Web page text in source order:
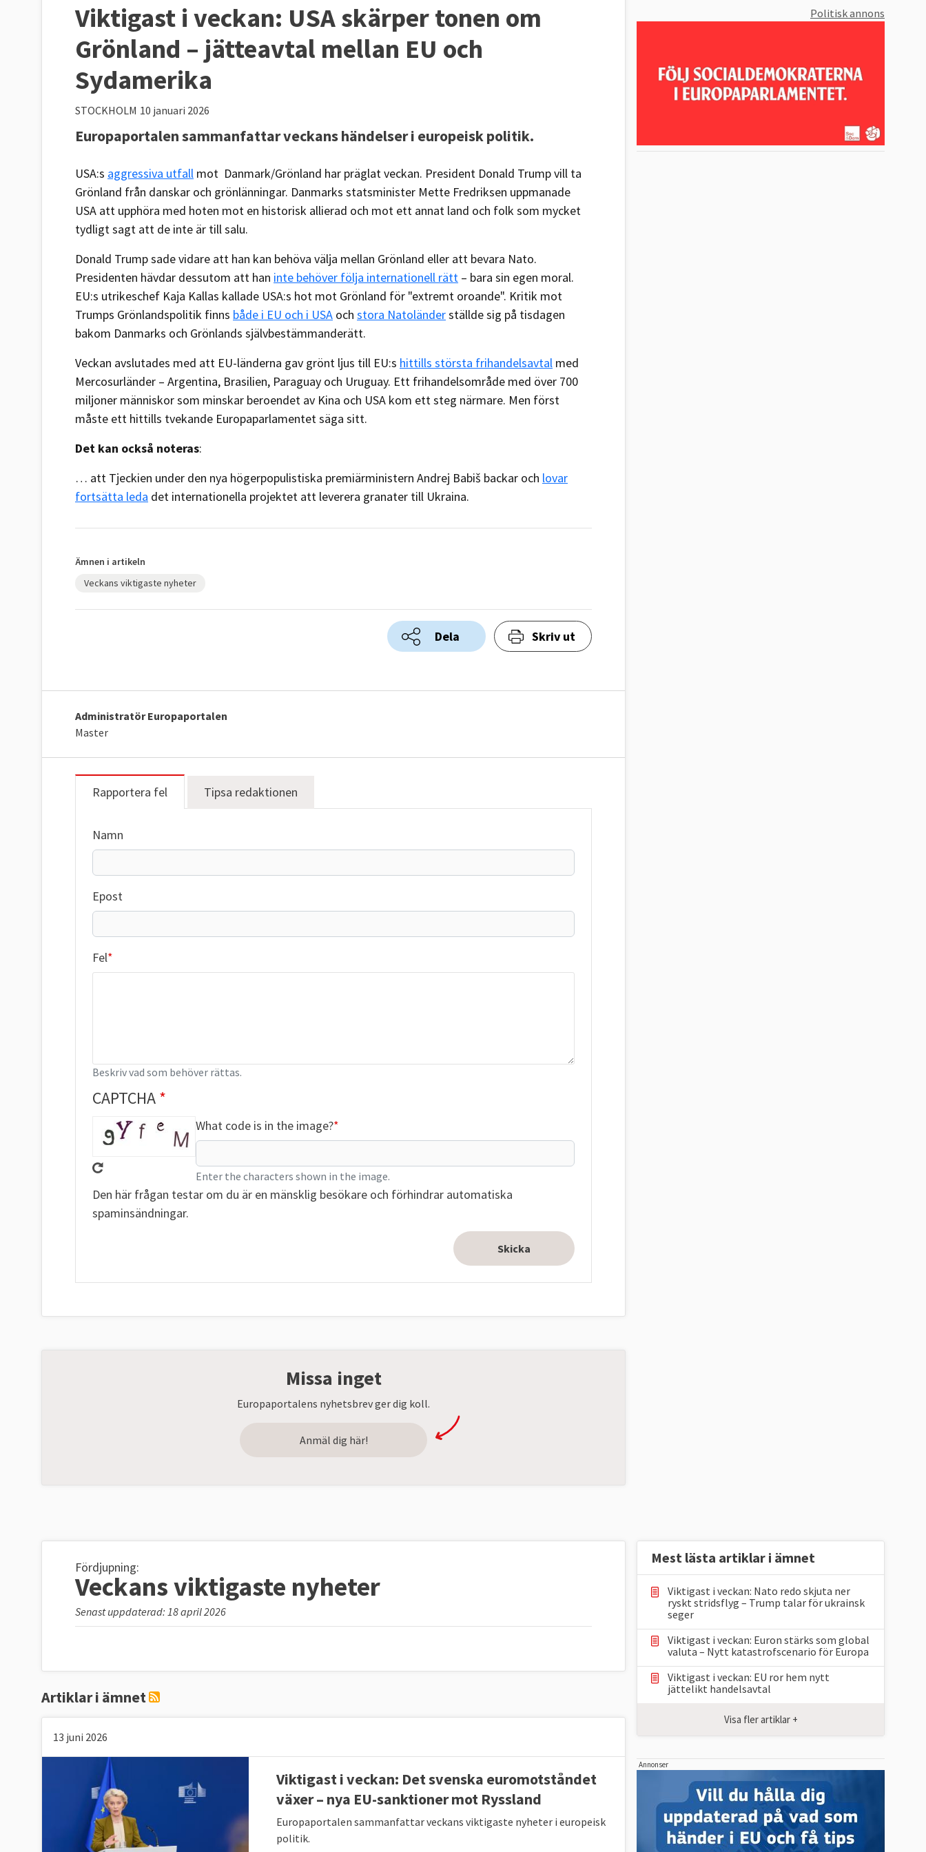
Viktigast i veckan: USA skärper tonen om
Grönland – jätteavtal mellan EU och
Sydamerika
STOCKHOLM 10 januari 2026
Europaportalen sammanfattar veckans händelser i europeisk politik.
USA:s aggressiva utfall mot Danmark/Grönland har präglat veckan. President Donald Trump vill ta
Grönland från danskar och grönlänningar. Danmarks statsminister Mette Fredriksen uppmanade
USA att upphöra med hoten mot en historisk allierad och mot ett annat land och folk som mycket
tydligt sagt att de inte är till salu.
Donald Trump sade vidare att han kan behöva välja mellan Grönland eller att bevara Nato.
Presidenten hävdar dessutom att han inte behöver följa internationell rätt – bara sin egen moral.
EU:s utrikeschef Kaja Kallas kallade USA:s hot mot Grönland för "extremt oroande". Kritik mot
Trumps Grönlandspolitik finns både i EU och i USA och stora Natoländerställde sig på tisdagen
bakom Danmarks och Grönlands självbestämmanderätt.
Veckan avslutades med att EU-länderna gav grönt ljus till EU:s hittills största frihandelsavtal med
Mercosurländer – Argentina, Brasilien, Paraguay och Uruguay. Ett frihandelsområde med över 700
miljoner människor som minskar beroendet av Kina och USA kom ett steg närmare. Men först
måste ett hittills tvekande Europaparlamentet säga sitt.
Det kan också noteras:
… att Tjeckien under den nya högerpopulistiska premiärministern Andrej Babiš backar och lovar
fortsätta leda det internationella projektet att leverera granater till Ukraina.
Ämnen i artikeln
Veckans viktigaste nyheter
Dela Skriv ut
Administratör Europaportalen
Master
Rapportera fel Tipsa redaktionen
Namn
Epost
Fel
Beskriv vad som behöver rättas.
CAPTCHA
What code is in the image?
Enter the characters shown in the image.
Den här frågan testar om du är en mänsklig besökare och förhindrar automatiska
spaminsändningar.
Missa inget
Europaportalens nyhetsbrev ger dig koll.
Anmäl dig här!
Politisk annons
Fördjupning:
Veckans viktigaste nyheter
Senast uppdaterad: 18 april 2026
Artiklar i ämnet
13 juni 2026
Viktigast i veckan: Det svenska euromotståndet
växer – nya EU-sanktioner mot Ryssland
Europaportalen sammanfattar veckans viktigaste nyheter i europeisk
politik.
Mest lästa artiklar i ämnet
Viktigast i veckan: Nato redo skjuta ner
ryskt stridsflyg – Trump talar för ukrainsk
seger
Viktigast i veckan: Euron stärks som global
valuta – Nytt katastrofscenario för Europa
Viktigast i veckan: EU ror hem nytt
jättelikt handelsavtal
Visa fler artiklar +
Annonser